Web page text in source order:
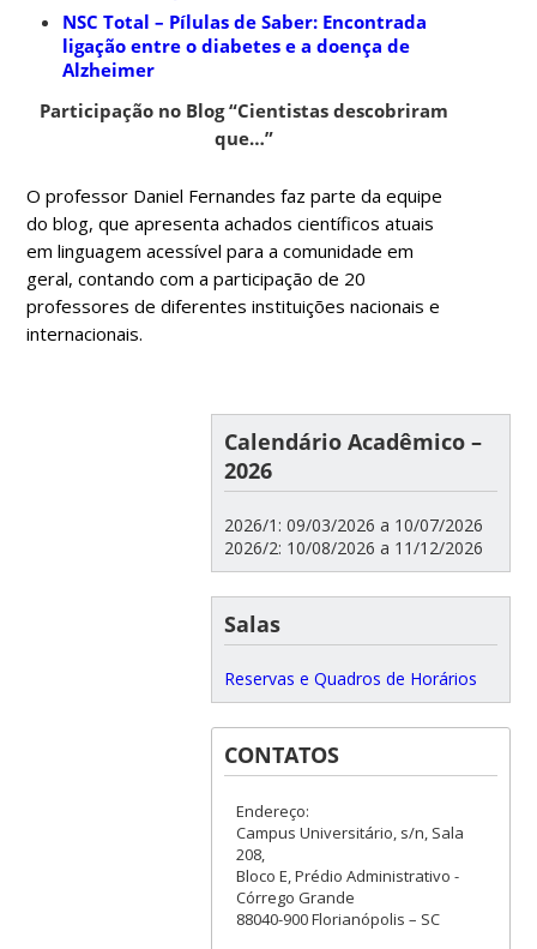
NSC Total – Pílulas de Saber: Encontrada
ligação entre o diabetes e a doença de
Alzheimer
Participação no Blog “Cientistas descobriram
que…”
O professor Daniel Fernandes faz parte da equipe
do blog, que apresenta achados científicos atuais
em linguagem acessível para a comunidade em
geral, contando com a participação de 20
professores de diferentes instituições nacionais e
internacionais.
Calendário Acadêmico –
2026
2026/1: 09/03/2026 a 10/07/2026
2026/2: 10/08/2026 a 11/12/2026
Salas
Reservas e Quadros de Horários
CONTATOS
Endereço:
Campus Universitário, s/n, Sala
208,
Bloco E, Prédio Administrativo -
Córrego Grande
88040-900 Florianópolis – SC